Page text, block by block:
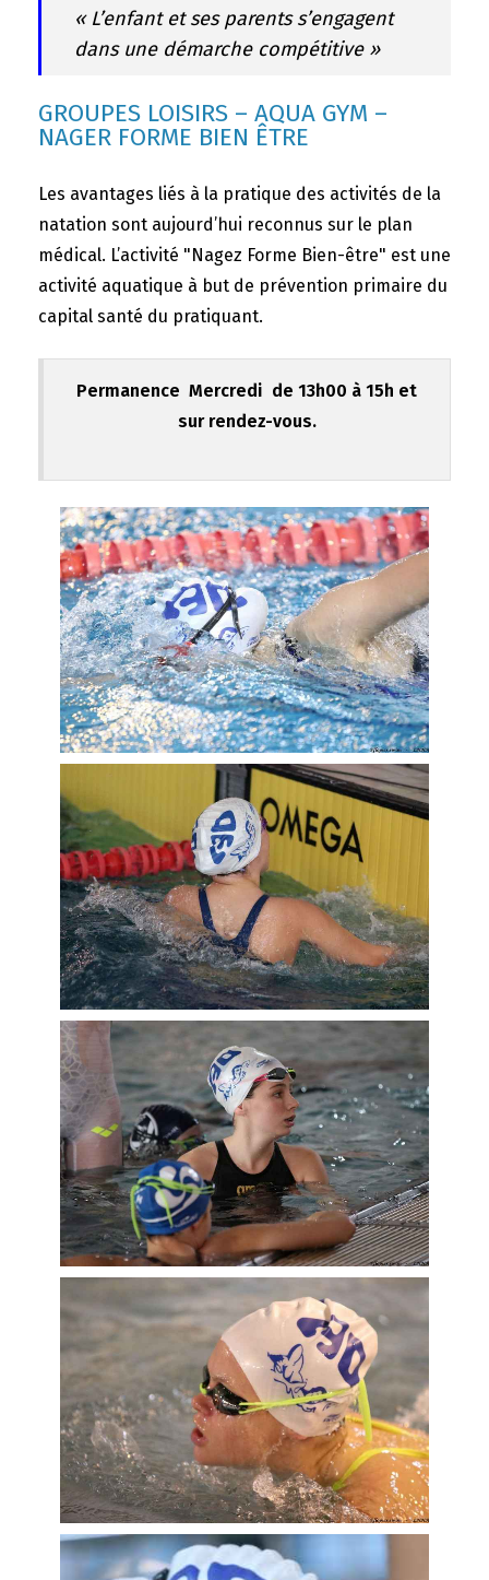
« L’enfant et ses parents s’engagent
dans une démarche compétitive »
GROUPES LOISIRS – AQUA GYM –
NAGER FORME BIEN ÊTRE
Les avantages liés à la pratique des activités de la
natation sont aujourd’hui reconnus sur le plan
médical. L’activité "Nagez Forme Bien-être" est une
activité aquatique à but de prévention primaire du
capital santé du pratiquant.
Permanence Mercredi de 13h00 à 15h et
sur rendez-vous.